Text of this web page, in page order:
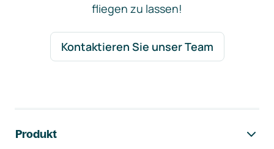
fliegen zu lassen!
Kontaktieren Sie unser Team
Produkt